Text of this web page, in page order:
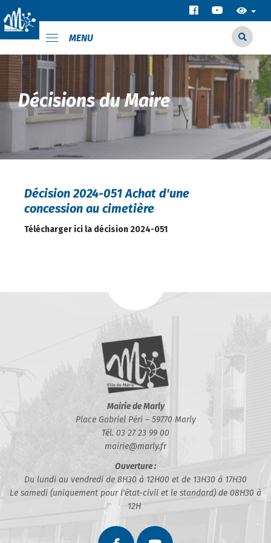
MENU
Décisions du Maire
Décision 2024-051 Achat d'une
concession au cimetière
Télécharger ici la décision 2024-051
Mairie de Marly
Place Gabriel Péri – 59770 Marly
Tél. 03 27 23 99 00
mairie@marly.fr
Ouverture :
Du lundi au vendredi de 8H30 à 12H00 et de 13H30 à 17H30
Le samedi (uniquement pour l'état-civil et le standard) de 08H30 à
12H